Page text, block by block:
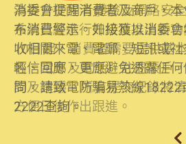
消委會提醒消費者及商戶，
布消費警示。如接獲以消委
收相關來電、電郵、短訊或
輕信回應，更應避免透露任
問，請致電防騙易熱線
2222查詢。
為提升使用者體驗及網絡安
系統已經進行升級及推出新
10日起，消費者需要提供基
名、電郵及電話）註冊帳戶
詢及建議。所有提交紀錄將
方便日後作出跟進。